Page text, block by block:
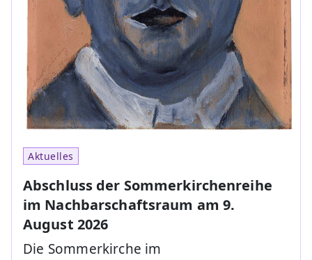
Aktuelles
Abschluss der Sommerkirchenreihe
im Nachbarschaftsraum am 9.
August 2026
Die Sommerkirche im